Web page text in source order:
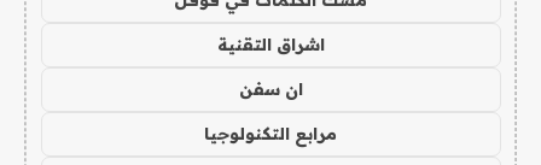
اشراق التقنية
ان سفن
مرابع التكنولوجيا